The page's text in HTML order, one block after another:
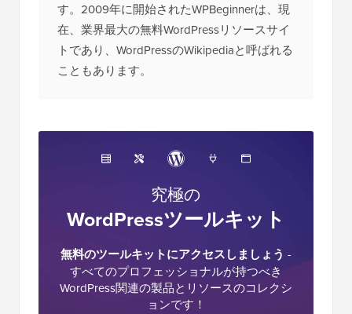
す。2009年に開始されたWPBeginnerは、現
在、業界最大の無料WordPressリソースサイ
トであり、WordPressのWikipediaと呼ばれる
こともあります。
究極の
WordPressツールキット
無料のツールキットにアクセスしましょう -
すべてのプロフェッショナルが持つべき
WordPress関連の製品とリソースのコレクシ
ョンです！